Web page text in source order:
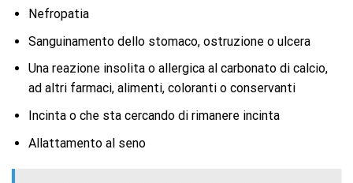
Nefropatia
Sanguinamento dello stomaco, ostruzione o ulcera
Una reazione insolita o allergica al carbonato di calcio,
ad altri farmaci, alimenti, coloranti o conservanti
Incinta o che sta cercando di rimanere incinta
Allattamento al seno